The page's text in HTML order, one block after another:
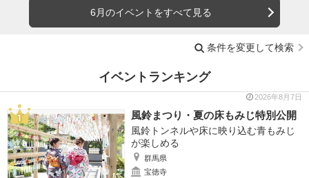
6月のイベントをすべて見る
条件を変更して検索
イベントランキング
2026年8月7日
風鈴まつり・夏の床もみじ特別公開
風鈴トンネルや床に映り込む青もみじ
が楽しめる
群馬県
宝徳寺